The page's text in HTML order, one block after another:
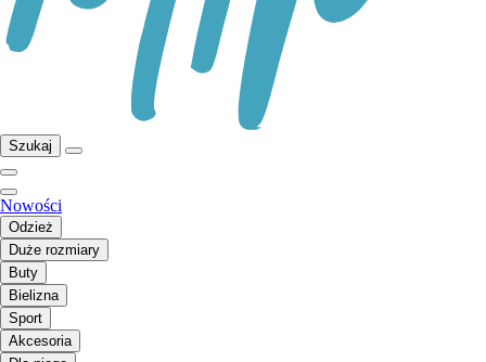
Szukaj
Nowości
Odzież
Duże rozmiary
Buty
Bielizna
Sport
Akcesoria